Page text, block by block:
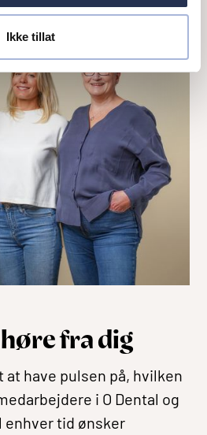
Ikke tillat
fra dig
at have pulsen på, hvilken
i O Dental og
tid ønsker